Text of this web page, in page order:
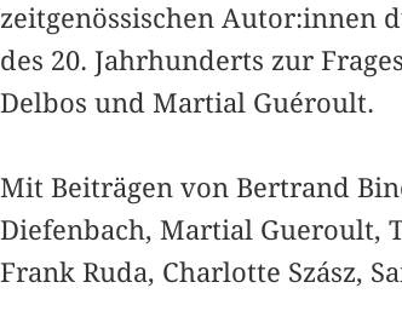
zeitgenössischen Autor:innen
des 20. Jahrhunderts zur
Delbos und Martial Guéroult.
Mit Beiträgen von Bertrand
Diefenbach, Martial Gueroult,
Frank Ruda, Charlotte Szász,